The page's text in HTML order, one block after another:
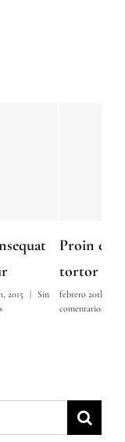
Proin eget mi
tortor
febrero 20th, 2015 | Sin
comentarios